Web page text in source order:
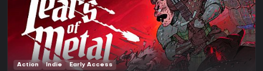
Action Indie Early Access